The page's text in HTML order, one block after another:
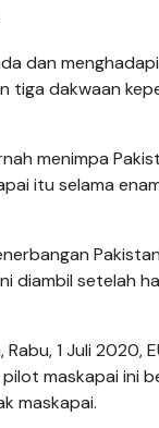
dan
tiga dakwaan
menimpa
itu selama
diambil setelah
Rabu, 1 Juli
maskapai ini
maskapai.